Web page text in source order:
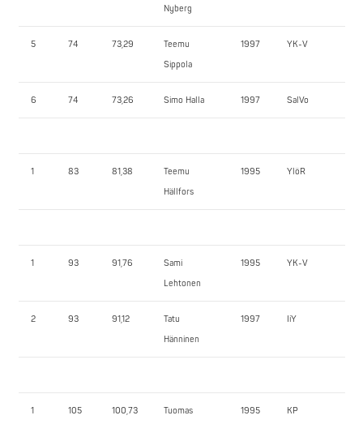
Nyberg
5 74 73,29
Teemu
Sippola
1997 YK-V
6 74 73,26 Simo Halla 1997 SalVo
1 83 81,38
Teemu
Hällfors
1995 YlöR
1 93 91,76
Sami
Lehtonen
1995 YK-V
2 93 91,12
Tatu
Hänninen
1997 IiY
1 105 100,73
Tuomas
1995 KP